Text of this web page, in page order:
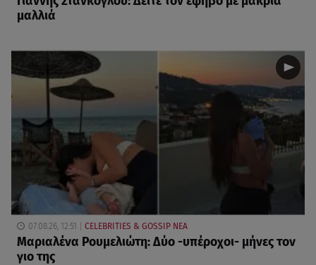
μαλλιά
07.08.26, 12:51 CELEBRITIES & GOSSIP ΝΕΑ
Μαριαλένα Ρουμελιώτη: Δύο -υπέροχοι- μήνες τον
γιο της